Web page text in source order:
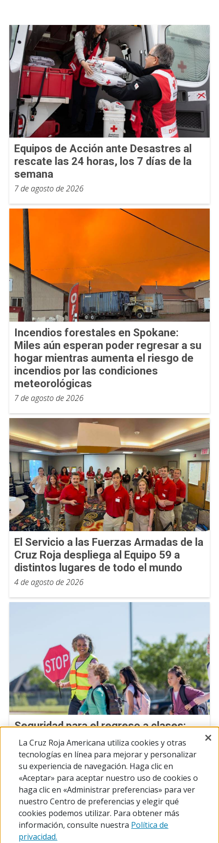
Equipos de Acción ante Desastres al
rescate las 24 horas, los 7 días de la
semana
7 de agosto de 2026
Incendios forestales en Spokane:
Miles aún esperan poder regresar a su
hogar mientras aumenta el riesgo de
incendios por las condiciones
meteorológicas
7 de agosto de 2026
El Servicio a las Fuerzas Armadas de la
Cruz Roja despliega al Equipo 59 a
distintos lugares de todo el mundo
4 de agosto de 2026
Seguridad para el regreso a clases:
buenos consejos, aplicaciones y
clases tanto para estudiantes como
para maestros
4 de agosto de 2026
La Cruz Roja Americana utiliza cookies y otras
tecnologías en línea para mejorar y personalizar
su experiencia de navegación. Haga clic en
«Aceptar» para aceptar nuestro uso de cookies o
haga clic en «Administrar preferencias» para ver
nuestro Centro de preferencias y elegir qué
cookies podemos utilizar. Para obtener más
información, consulte nuestra Política de
privacidad.